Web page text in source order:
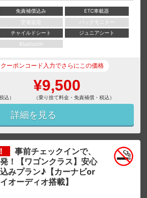
免責補償込み
ETC車載器
空港送迎
バックモニター
チャイルドシート
ジュニアシート
Bluetooth
込）
クーポンコード入力でさらにこの価格
¥9,500
（乗り捨て料金・免責補償・税込）
詳細を見る
事前チェックインで、
！【ワゴンクラス】安心
みプラン♪【カーナビor
オーディオ搭載】